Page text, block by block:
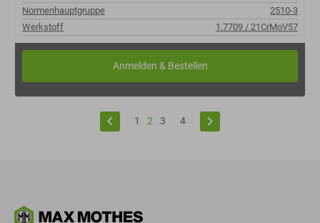
Normenhauptgruppe
2510-3
Werkstoff
1.7709 / 21CrMoV57
keyboard_arrow_left 1 2 3 4 keyboard_arrow_right